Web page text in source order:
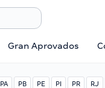
Gran Aprovados
PA PB PE PI PR RJ